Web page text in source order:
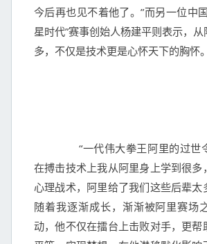
今后再也见不着他了。”而另一位中
星时代”赛事创始人杨建平则表示，
多，不仅是技术更是心怀天下的胸怀。
		“一代伟大拳王阿里的过世令人深感痛心，
在搏击技术上我从阿里身上学到很多
心理战术，阿里给了我们这些后辈太
随着我逐渐成长，渐渐被阿里赛场
动，他不仅在擂台上击败对手，更帮